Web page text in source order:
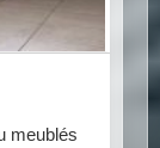
meublés